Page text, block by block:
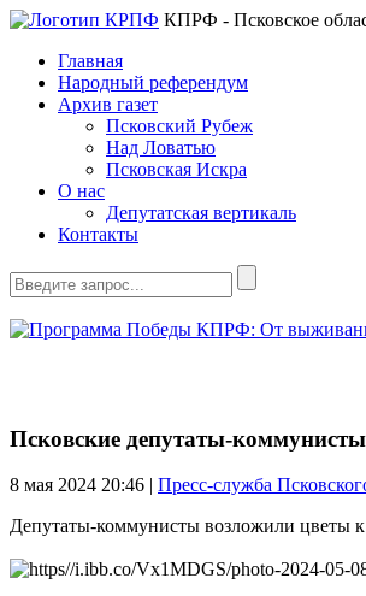
КПРФ - Псковское
Главная
Народный референдум
Архив газет
Псковский Рубеж
Над Ловатью
Псковская Искра
О нас
Депутатская вертикаль
Контакты
Псковские депутаты-
8 мая 2024 20:46 | Пресс-служба
Депутаты-коммунисты возложили цветы